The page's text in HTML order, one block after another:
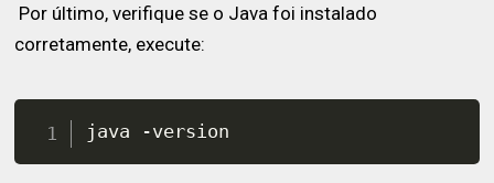
Por último, verifique se o Java foi instalado
corretamente, execute:
java -version